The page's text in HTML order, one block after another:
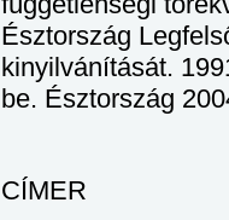
Észtország
kinyilvánítását.
be. Észtország
CÍMER